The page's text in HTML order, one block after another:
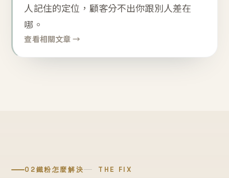
人記住的定位，顧客分不出你跟別人差在
哪。
查看相關文章 →
02鐵粉怎麼解決 THE FIX